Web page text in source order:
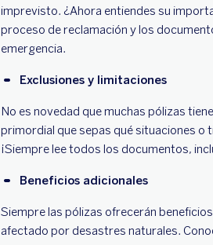
imprevisto. ¿Ahora entiendes su
proceso de reclamación y los
emergencia.
Exclusiones y limitaciones
No es novedad que muchas pólizas
primordial que sepas qué situaciones o
¡Siempre lee todos los documentos,
Beneficios adicionales
Siempre las pólizas ofrecerán
afectado por desastres naturales.